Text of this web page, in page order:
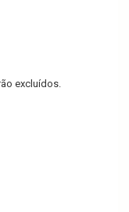
excluídos.